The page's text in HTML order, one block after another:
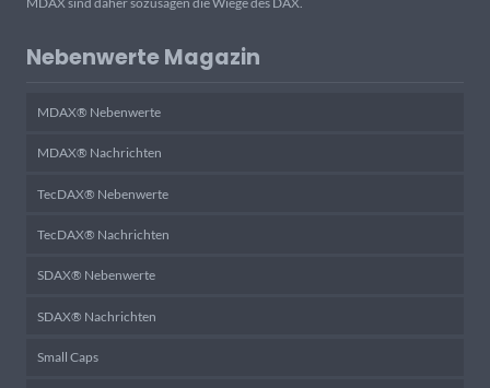
Nebenwerte Magazin
MDAX® Nebenwerte
MDAX® Nachrichten
TecDAX® Nebenwerte
TecDAX® Nachrichten
SDAX® Nebenwerte
SDAX® Nachrichten
Small Caps